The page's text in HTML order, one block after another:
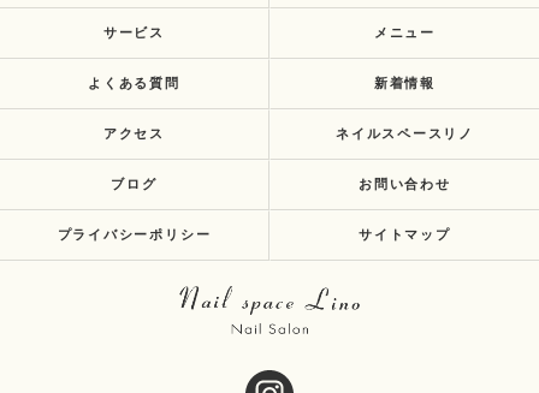
サービス メニュー
よくある質問 新着情報
アクセス ネイルスペースリノ
ブログ お問い合わせ
プライバシーポリシー サイトマップ